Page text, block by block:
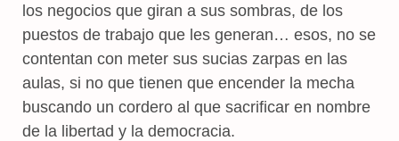
los negocios que giran a sus sombras, de los
puestos de trabajo que les generan… esos, no se
contentan con meter sus sucias zarpas en las
aulas, si no que tienen que encender la mecha
buscando un cordero al que sacrificar en nombre
de la libertad y la democracia.